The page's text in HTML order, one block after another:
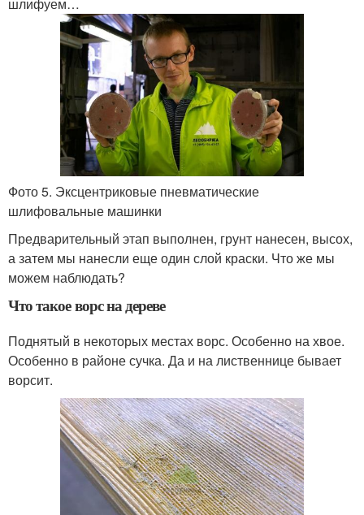
шлифуем…
Фото 5. Эксцентриковые пневматические
шлифовальные машинки
Предварительный этап выполнен, грунт нанесен, высох,
а затем мы нанесли еще один слой краски. Что же мы
можем наблюдать?
Что такое ворс на дереве
Поднятый в некоторых местах ворс. Особенно на хвое.
Особенно в районе сучка. Да и на лиственнице бывает
ворсит.